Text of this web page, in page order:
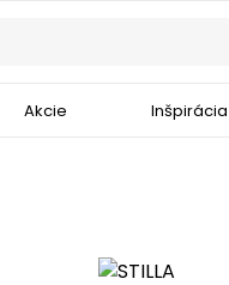
Akcie Inšpirácia